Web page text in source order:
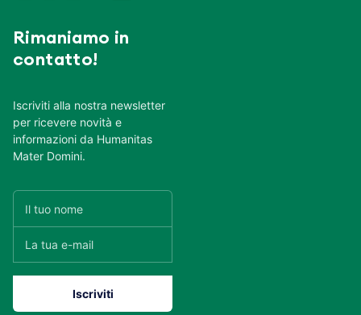
Rimaniamo in
contatto!
Iscriviti alla nostra newsletter
per ricevere novità e
informazioni da Humanitas
Mater Domini.